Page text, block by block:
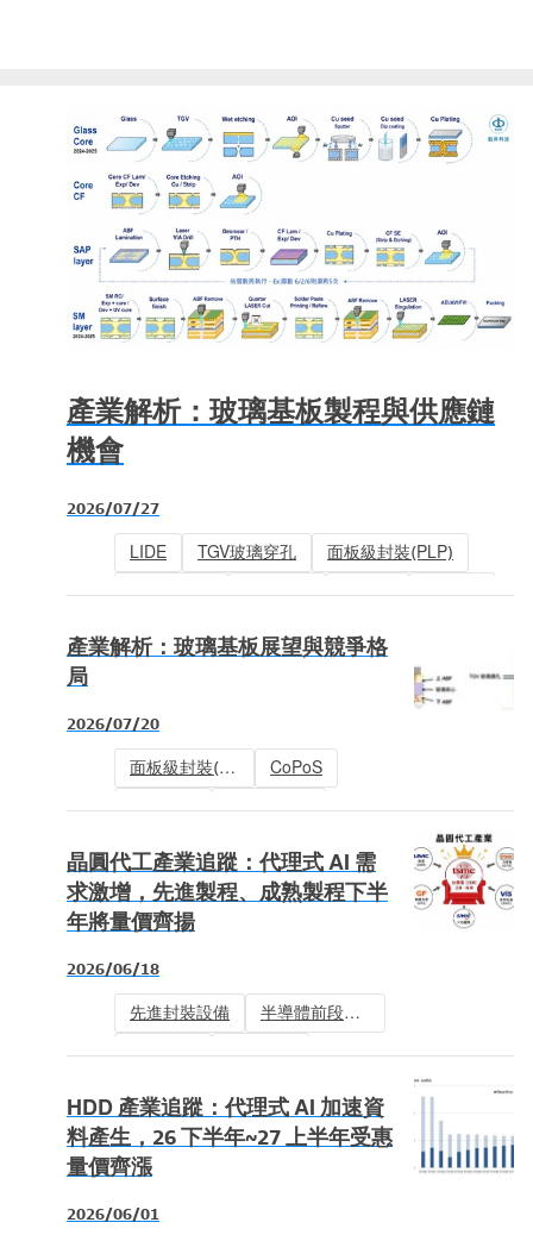
產業解析：玻璃基板製程與供應鏈
機會
2026/07/27
LIDE TGV玻璃穿孔
面板級封裝(PLP)
玻璃中介層
玻璃載板 CoPoS
FOPLP
TGV
先進封裝 玻璃基板
產業解析：玻璃基板展望與競爭格
局
2026/07/20
面板級封裝(PLP)
CoPoS
先進封裝
玻璃光波導
玻璃基板材料
玻璃中介層
玻璃載板
CPO
TGV
玻璃基板
晶圓代工產業追蹤：代理式 AI 需
求激增，先進製程、成熟製程下半
年將量價齊揚
2026/06/18
先進封裝設備
半導體前段設備
廠務工程
成熟製程
先進製程
晶片製造
半導體設備
晶圓製造
晶圓代工
HDD 產業追蹤：代理式 AI 加速資
料產生，26 下半年~27 上半年受惠
量價齊漲
2026/06/01